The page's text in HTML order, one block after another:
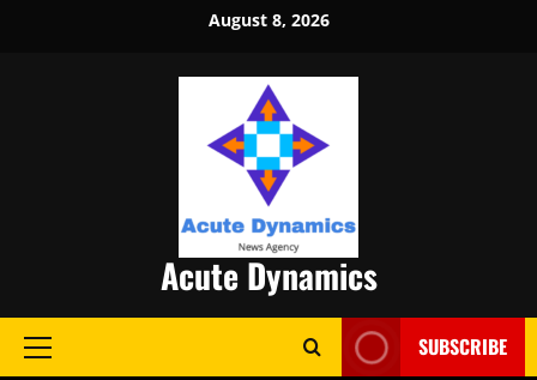
August 8, 2026
Acute Dynamics
Primary
SUBSCRIBE